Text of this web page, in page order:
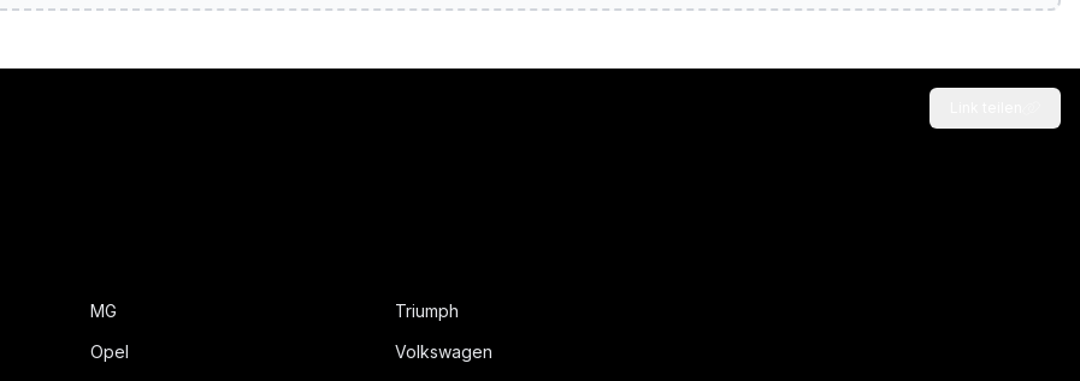
MG
Opel
Triumph
Volkswagen